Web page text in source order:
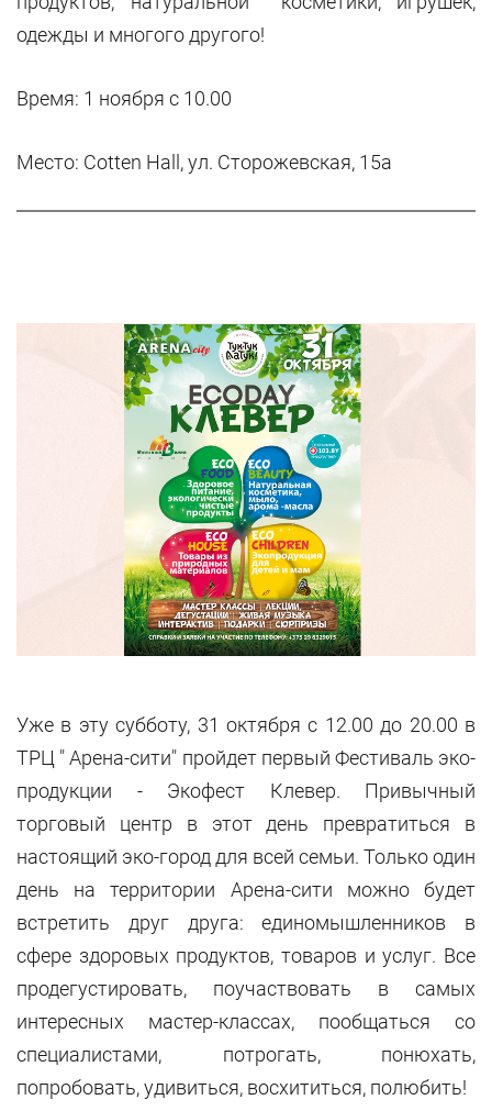
одежды и многого другого!
Время: 1 ноября с 10.00
Место: Cotten Hall, ул. Сторожевская, 15а
Уже в эту субботу, 31 октября с 12.00 до 20.00 в
ТРЦ " Арена-сити" пройдет первый Фестиваль эко-
продукции - Экофест Клевер. Привычный
торговый центр в этот день превратиться в
настоящий эко-город для всей семьи. Только один
день на территории Арена-сити можно будет
встретить друг друга: единомышленников в
сфере здоровых продуктов, товаров и услуг. Все
продегустировать, поучаствовать в самых
интересных мастер-классах, пообщаться со
специалистами, потрогать, понюхать,
попробовать, удивиться, восхититься, полюбить!